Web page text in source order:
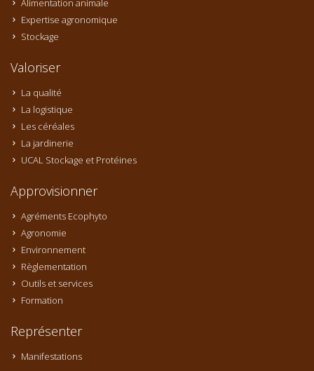
Alimentation animale
Expertise agronomique
Stockage
Valoriser
La qualité
La logistique
Les céréales
La jardinerie
UCAL Stockage et Protéines
Approvisionner
Agréments Ecophyto
Agronomie
Environnement
Règlementation
Outils et services
Formation
Représenter
Manifestations